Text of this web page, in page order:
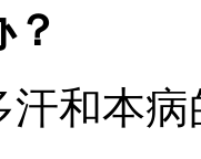
汗和本